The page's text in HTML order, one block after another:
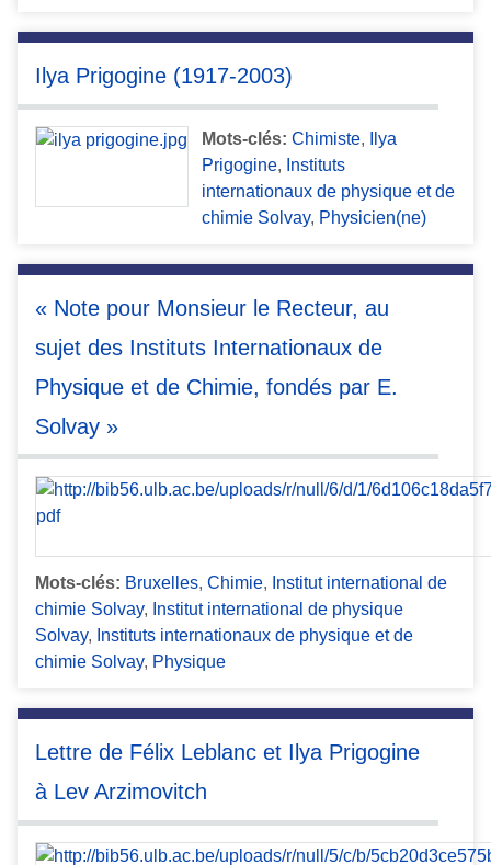
Ilya Prigogine (1917-2003)
Mots-clés: Chimiste,
Ilya
Prigogine, Instituts
internationaux de physique et de
chimie Solvay, Physicien(ne)
« Note pour Monsieur le Recteur, au
sujet des Instituts Internationaux de
Physique et de Chimie, fondés par E.
Solvay »
Mots-clés: Bruxelles, Chimie, Institut international de
chimie Solvay, Institut international de physique
Solvay, Instituts internationaux de physique et de
chimie Solvay, Physique
Lettre de Félix Leblanc et Ilya Prigogine
à Lev Arzimovitch